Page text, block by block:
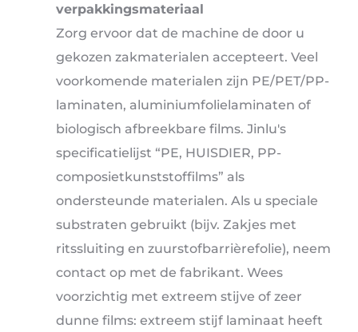
verpakkingsmateriaal
Zorg ervoor dat de machine de door u
gekozen zakmaterialen accepteert. Veel
voorkomende materialen zijn PE/PET/PP-
laminaten, aluminiumfolielaminaten of
biologisch afbreekbare films. Jinlu's
specificatielijst “PE, HUISDIER, PP-
composietkunststoffilms” als
ondersteunde materialen. Als u speciale
substraten gebruikt (bijv. Zakjes met
ritssluiting en zuurstofbarrièrefolie), neem
contact op met de fabrikant. Wees
voorzichtig met extreem stijve of zeer
dunne films: extreem stijf laminaat heeft